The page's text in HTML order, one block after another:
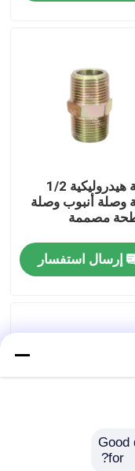
وصلة هيدروليكية 1/2
وصلة أنبوب وصلة
مصممة
إرسال استفسار
Good
for?